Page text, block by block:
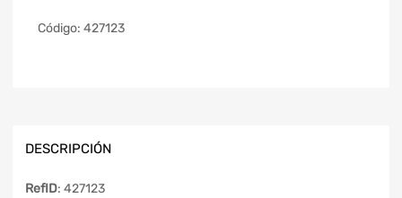
Código: 427123
DESCRIPCIÓN
RefID: 427123